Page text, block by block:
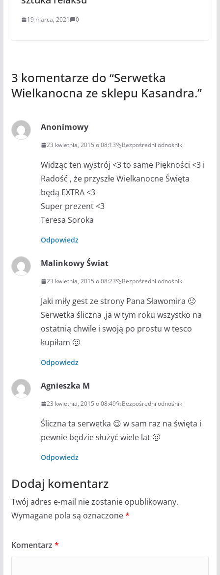
19 marca, 2021 0
3 komentarze do “Serwetka
Wielkanocna ze sklepu Kasandra.”
Anonimowy
23 kwietnia, 2015 o 08:13 Bezpośredni odnośnik
Widząc ten wystrój <3 to same Piękności <3 i
Radość , że przyszłe Wielkanocne Święta
będą EXTRA <3
Super prezent <3
Teresa Soroka
Odpowiedz
Malinkowy Świat
23 kwietnia, 2015 o 08:23 Bezpośredni odnośnik
Jaki miły gest ze strony Pana Sławomira 🙂
Serwetka śliczna ,ja w tym roku wszystko na
ostatnią chwile i swoją po prostu w tesco
kupiłam 🙂
Odpowiedz
Agnieszka M
23 kwietnia, 2015 o 08:49 Bezpośredni odnośnik
Śliczna ta serwetka 😉 w sam raz na święta i
pewnie będzie służyć wiele lat 🙂
Odpowiedz
Dodaj komentarz
Twój adres e-mail nie zostanie opublikowany.
Wymagane pola są oznaczone*
Komentarz *